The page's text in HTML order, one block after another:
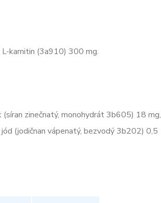
karnitin (3a910) 300 mg.
zinečnatý, monohydrát 3b605) 18 mg,
(jodičnan vápenatý, bezvodý 3b202) 0,5